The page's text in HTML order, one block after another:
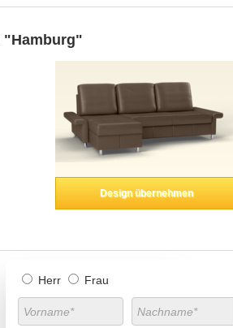
"Hamburg"
Design übernehmen
Herr Frau